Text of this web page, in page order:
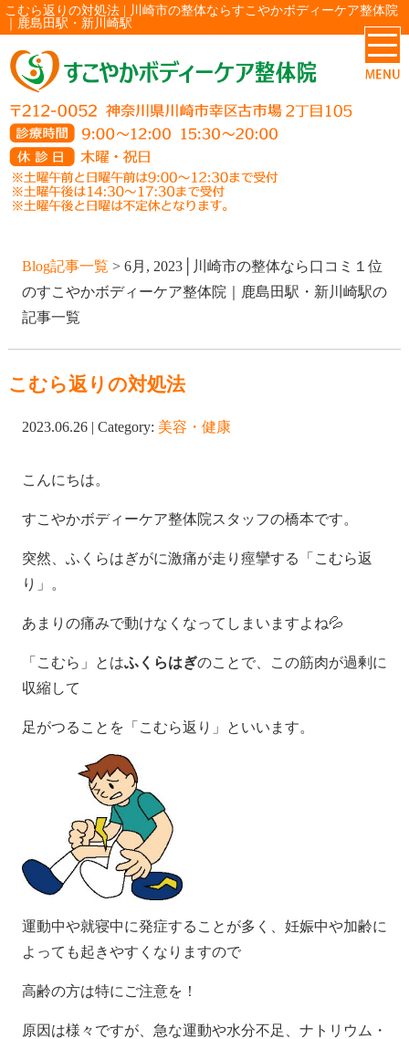
こむら返りの対処法 | 川崎市の整体ならすこやかボディーケア整体院
｜鹿島田駅・新川崎駅
Blog記事一覧 > 6月, 2023│川崎市の整体なら口コミ１位
のすこやかボディーケア整体院｜鹿島田駅・新川崎駅の
記事一覧
こむら返りの対処法
2023.06.26 | Category: 美容・健康
こんにちは。
すこやかボディーケア整体院スタッフの橋本です。
突然、ふくらはぎがに激痛が走り痙攣する「こむら返
り」。
あまりの痛みで動けなくなってしまいますよね💦
「こむら」とはふくらはぎのことで、この筋肉が過剰に
収縮して
足がつることを「こむら返り」といいます。
運動中や就寝中に発症することが多く、妊娠中や加齢に
よっても起きやすくなりますので
高齢の方は特にご注意を！
原因は様々ですが、急な運動や水分不足、ナトリウム・